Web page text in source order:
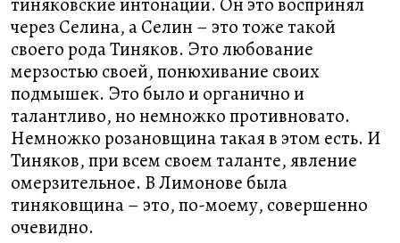
через Селина, а Селин – это тоже такой
своего рода Тиняков. Это любование
мерзостью своей, понюхивание своих
подмышек. Это было и органично и
талантливо, но немножко противновато.
Немножко розановщина такая в этом есть. И
Тиняков, при всем своем таланте, явление
омерзительное. В Лимонове была
тиняковщина – это, по-моему, совершенно
очевидно.